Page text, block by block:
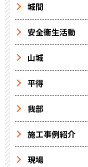
城間
安全衛生活動
山城
平得
我部
施工事例紹介
現場